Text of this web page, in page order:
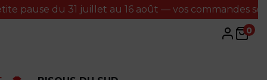
du 31 juillet au 16 août — vos commandes seront
0